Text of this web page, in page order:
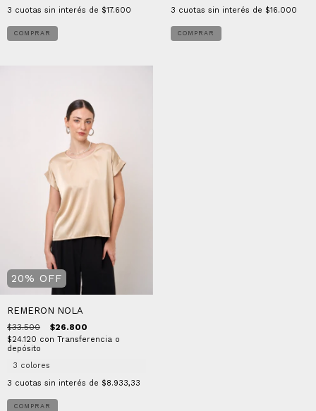
3 cuotas sin interés de $17.600
COMPRAR
3 cuotas sin interés de $16.000
COMPRAR
20% OFF
REMERON NOLA
$33.500 $26.800
$24.120 con Transferencia o
depósito
3 colores
3 cuotas sin interés de $8.933,33
COMPRAR